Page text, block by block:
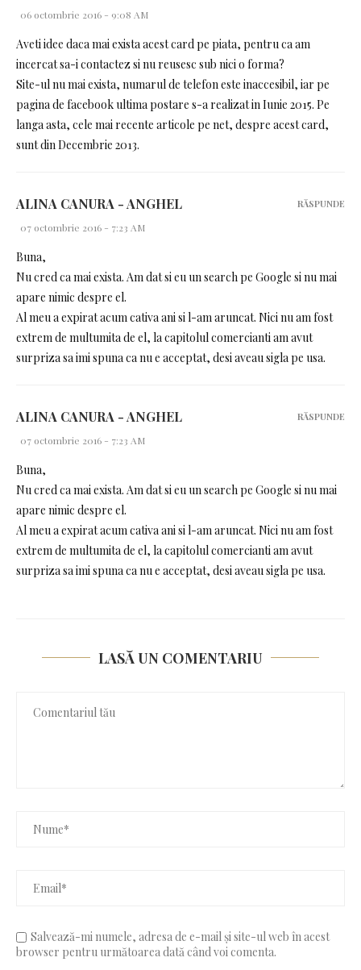
06 octombrie 2016 - 9:08 AM
Aveti idee daca mai exista acest card pe piata, pentru ca am
incercat sa-i contactez si nu reusesc sub nici o forma?
Site-ul nu mai exista, numarul de telefon este inaccesibil, iar pe
pagina de facebook ultima postare s-a realizat in Iunie 2015. Pe
langa asta, cele mai recente articole pe net, despre acest card,
sunt din Decembrie 2013.
ALINA CANURA - ANGHEL
07 octombrie 2016 - 7:23 AM
Buna,
Nu cred ca mai exista. Am dat si eu un search pe Google si nu mai
apare nimic despre el.
Al meu a expirat acum cativa ani si l-am aruncat. Nici nu am fost
extrem de multumita de el, la capitolul comercianti am avut
surpriza sa imi spuna ca nu e acceptat, desi aveau sigla pe usa.
RĂSPUNDE
ALINA CANURA - ANGHEL
07 octombrie 2016 - 7:23 AM
Buna,
Nu cred ca mai exista. Am dat si eu un search pe Google si nu mai
apare nimic despre el.
Al meu a expirat acum cativa ani si l-am aruncat. Nici nu am fost
extrem de multumita de el, la capitolul comercianti am avut
surpriza sa imi spuna ca nu e acceptat, desi aveau sigla pe usa.
RĂSPUNDE
LASĂ UN COMENTARIU
Salvează-mi numele, adresa de e-mail și site-ul web în acest
browser pentru următoarea dată când voi comenta.